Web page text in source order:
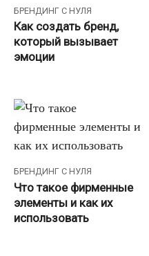
БРЕНДИНГ С НУЛЯ
Как создать бренд,
который вызывает
эмоции
БРЕНДИНГ С НУЛЯ
Что такое фирменные
элементы и как их
использовать